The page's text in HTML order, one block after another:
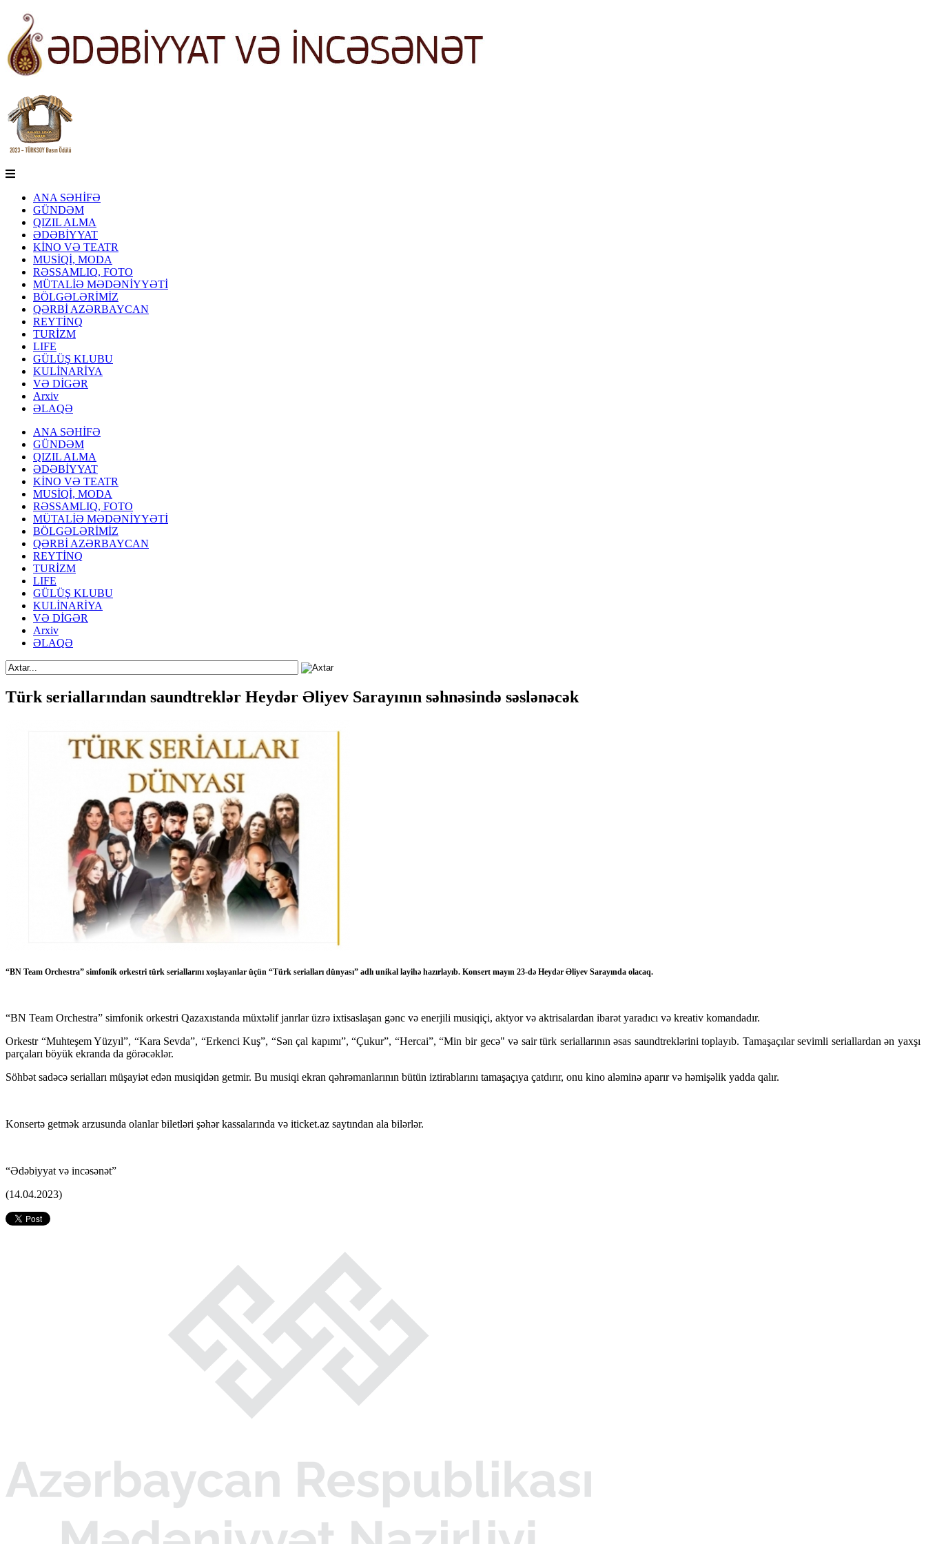
ANA SƏHİFƏ
GÜNDƏM
QIZIL ALMA
ƏDƏBİYYAT
KİNO VƏ TEATR
MUSİQİ, MODA
RƏSSAMLIQ, FOTO
MÜTALİƏ MƏDƏNİYYƏTİ
BÖLGƏLƏRİMİZ
QƏRBİ AZƏRBAYCAN
REYTİNQ
TURİZM
LIFE
GÜLÜŞ KLUBU
KULİNARİYA
VƏ DİGƏR
Arxiv
ƏLAQƏ
ANA SƏHİFƏ
GÜNDƏM
QIZIL ALMA
ƏDƏBİYYAT
KİNO VƏ TEATR
MUSİQİ, MODA
RƏSSAMLIQ, FOTO
MÜTALİƏ MƏDƏNİYYƏTİ
BÖLGƏLƏRİMİZ
QƏRBİ AZƏRBAYCAN
REYTİNQ
TURİZM
LIFE
GÜLÜŞ KLUBU
KULİNARİYA
VƏ DİGƏR
Arxiv
ƏLAQƏ
Türk seriallarından saundtreklər Heydər Əliyev Sarayının səhnəsində səslənəcək
“BN Team Orchestra” simfonik orkestri türk seriallarını xoşlayanlar üçün “Türk serialları dünyası” adlı unikal layihə hazırlayıb. Konsert mayın 23-də Heydər Əliyev Sarayında olacaq.
“BN Team Orchestra” simfonik orkestri Qazaxıstanda müxtəlif janrlar üzrə ixtisaslaşan gənc və enerjili musiqiçi, aktyor və aktrisalardan ibarət yaradıcı və kreativ komandadır.
Orkestr “Muhteşem Yüzyıl”, “Kara Sevda”, “Erkenci Kuş”, “Sən çal kapımı”, “Çukur”, “Hercai”, “Min bir gecə" və sair türk seriallarının əsas saundtreklərini toplayıb. Tamaşaçılar sevimli seriallardan ən yaxşı
parçaları böyük ekranda da görəcəklər.
Söhbət sadəcə serialları müşayiət edən musiqidən getmir. Bu musiqi ekran qəhrəmanlarının bütün iztirablarını tamaşaçıya çatdırır, onu kino aləminə aparır və həmişəlik yadda qalır.
Konsertə getmək arzusunda olanlar biletləri şəhər kassalarında və iticket.az saytından ala bilərlər.
“Ədəbiyyat və incəsənət”
(14.04.2023)